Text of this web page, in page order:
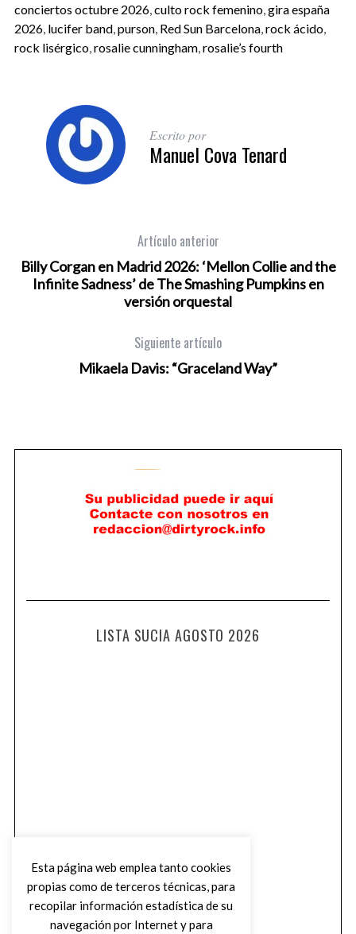
conciertos octubre 2026, culto rock femenino, gira españa
2026, lucifer band, purson, Red Sun Barcelona, rock ácido,
rock lisérgico, rosalie cunningham, rosalie’s fourth
Escrito por
Manuel Cova Tenard
Artículo anterior
Billy Corgan en Madrid 2026: ‘Mellon Collie and the
Infinite Sadness’ de The Smashing Pumpkins en
versión orquestal
Siguiente artículo
Mikaela Davis: “Graceland Way”
LISTA SUCIA AGOSTO 2026
Esta página web emplea tanto cookies
propias como de terceros técnicas, para
recopilar información estadística de su
navegación por Internet y para